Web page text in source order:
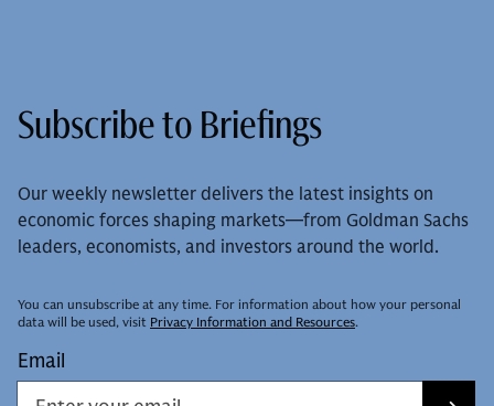
Subscribe to Briefings
Our weekly newsletter delivers the latest insights on
economic forces shaping markets—from Goldman Sachs
leaders, economists, and investors around the world.
You can unsubscribe at any time. For information about how your personal
data will be used, visit Privacy Information and Resources.
Email